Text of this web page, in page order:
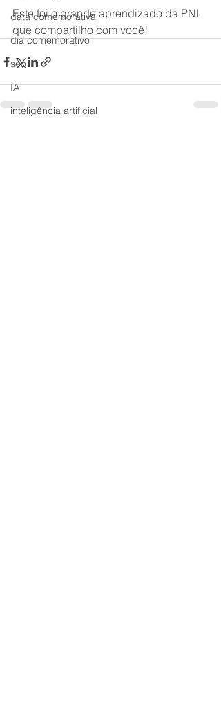
data comemorativa
dia comemorativo
seo
IA
inteligência artificial
Este foi o grande aprendizado da PNL
que compartilho com você!